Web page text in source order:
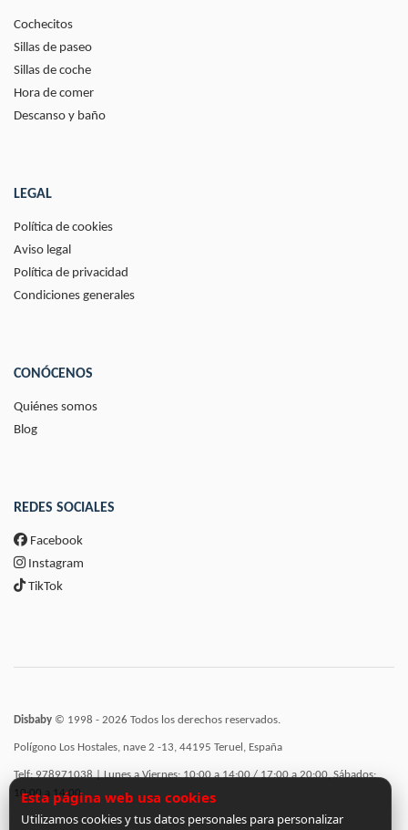
Cochecitos
Sillas de paseo
Sillas de coche
Hora de comer
Descanso y baño
LEGAL
Política de cookies
Aviso legal
Política de privacidad
Condiciones generales
CONÓCENOS
Quiénes somos
Blog
REDES SOCIALES
Facebook
Instagram
TikTok
Disbaby © 1998 - 2026 Todos los derechos reservados.
Polígono Los Hostales, nave 2 -13, 44195 Teruel, España
Telf: 978971038 | Lunes a Viernes: 10:00 a 14:00 / 17:00 a 20:00, Sábados:
10:00 a 14:00
Esta página web usa cookies
Utilizamos cookies y tus datos personales para personalizar